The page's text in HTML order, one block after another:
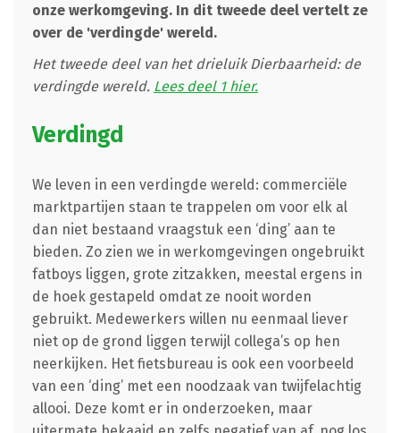
onze werkomgeving. In dit tweede deel vertelt ze
over de 'verdingde' wereld.
Het tweede deel van het drieluik Dierbaarheid: de
verdingde wereld. Lees deel 1 hier.
Verdingd
We leven in een verdingde wereld: commerciële
marktpartijen staan te trappelen om voor elk al
dan niet bestaand vraagstuk een ‘ding’ aan te
bieden. Zo zien we in werkomgevingen ongebruikt
fatboys liggen, grote zitzakken, meestal ergens in
de hoek gestapeld omdat ze nooit worden
gebruikt. Medewerkers willen nu eenmaal liever
niet op de grond liggen terwijl collega’s op hen
neerkijken. Het fietsbureau is ook een voorbeeld
van een ‘ding’ met een noodzaak van twijfelachtig
allooi. Deze komt er in onderzoeken, maar